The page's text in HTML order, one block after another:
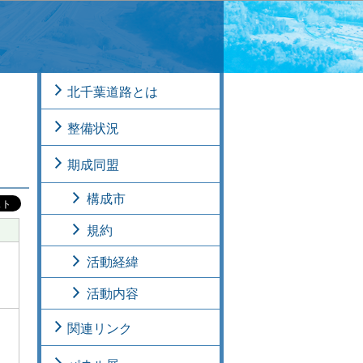
北千葉道路とは
整備状況
期成同盟
構成市
規約
活動経緯
活動内容
関連リンク